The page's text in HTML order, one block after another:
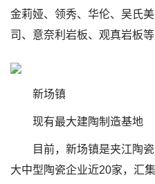
金莉娅、领秀、华伦、吴氏
司、意奈利岩板、观真岩板
新场镇
现有最大建陶制造基地
目前，新场镇是夹江陶
大中型陶瓷企业近20家，汇